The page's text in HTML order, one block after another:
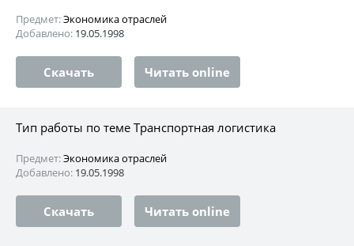
Предмет:Экономика отраслей
Добавлено: 19.05.1998
Скачать Читать online
Тип работы по теме Транспортная логистика
Предмет:Экономика отраслей
Добавлено: 19.05.1998
Скачать Читать online